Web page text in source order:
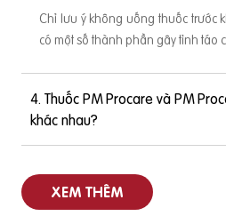
Chỉ lưu ý không uống thuốc trước
có một số thành phần gây tỉnh táo
4. Thuốc PM Procare và PM
khác nhau?
XEM THÊM